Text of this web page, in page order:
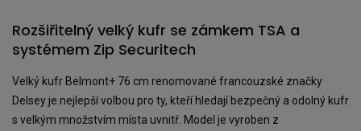
Rozšiřitelný velký kufr se zámkem TSA a
systémem Zip Securitech
Velký kufr Belmont+ 76 cm renomované francouzské značky
Delsey je nejlepší volbou pro ty, kteří hledají bezpečný a odolný kufr
s velkým množstvím místa uvnitř. Model je vyroben z